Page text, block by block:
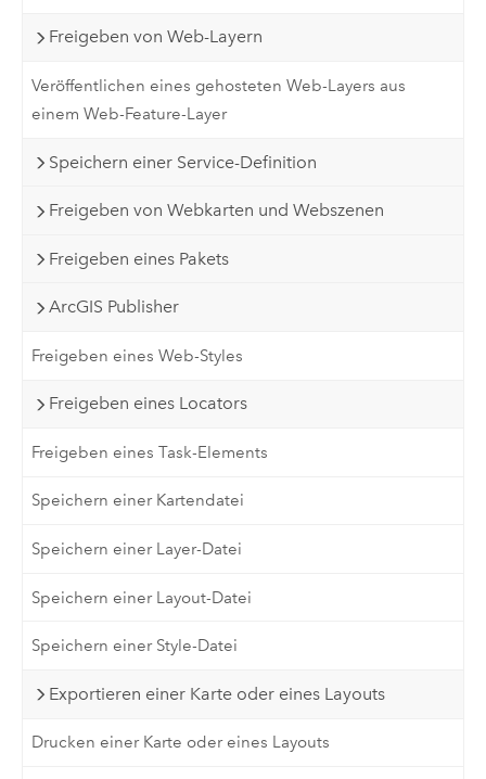
Freigeben von Web-Layern
Veröffentlichen eines gehosteten Web-Layers aus
einem Web-Feature-Layer
Speichern einer Service-Definition
Freigeben von Webkarten und Webszenen
Freigeben eines Pakets
ArcGIS Publisher
Freigeben eines Web-Styles
Freigeben eines Locators
Freigeben eines Task-Elements
Speichern einer Kartendatei
Speichern einer Layer-Datei
Speichern einer Layout-Datei
Speichern einer Style-Datei
Exportieren einer Karte oder eines Layouts
Drucken einer Karte oder eines Layouts